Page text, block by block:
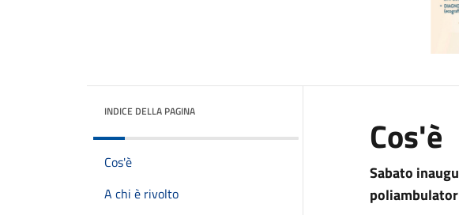
INDICE DELLA PAGINA
Cos'è
A chi è rivolto
Cos'è
Sabato